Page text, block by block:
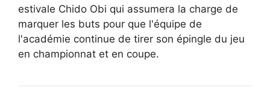
estivale Chido Obi qui assumera la charge de
marquer les buts pour que l'équipe de
l'académie continue de tirer son épingle du jeu
en championnat et en coupe.